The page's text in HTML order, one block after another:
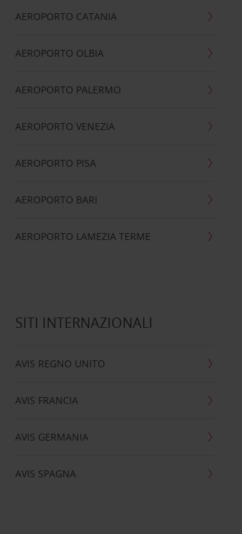
AEROPORTO CATANIA
AEROPORTO OLBIA
AEROPORTO PALERMO
AEROPORTO VENEZIA
AEROPORTO PISA
AEROPORTO BARI
AEROPORTO LAMEZIA TERME
SITI INTERNAZIONALI
AVIS REGNO UNITO
AVIS FRANCIA
AVIS GERMANIA
AVIS SPAGNA